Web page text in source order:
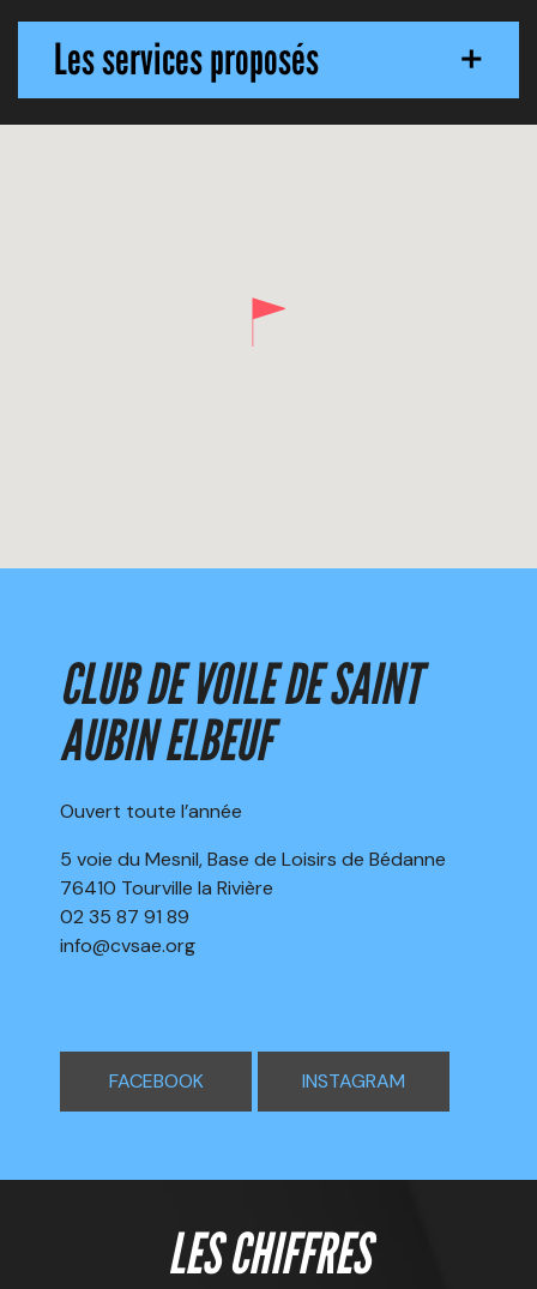
Les services proposés +
CLUB DE VOILE DE SAINT
AUBIN ELBEUF
Ouvert toute l’année
5 voie du Mesnil, Base de Loisirs de Bédanne
76410 Tourville la Rivière
02 35 87 91 89
info@cvsae.org
FACEBOOK INSTAGRAM
LES CHIFFRES